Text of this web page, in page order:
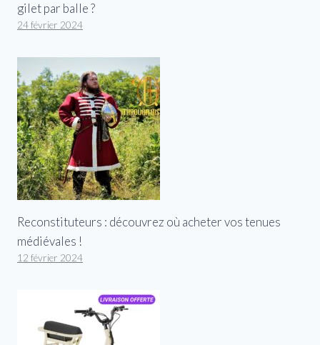
gilet par balle ?
24 février 2024
Reconstituteurs : découvrez où acheter vos tenues
médiévales !
12 février 2024